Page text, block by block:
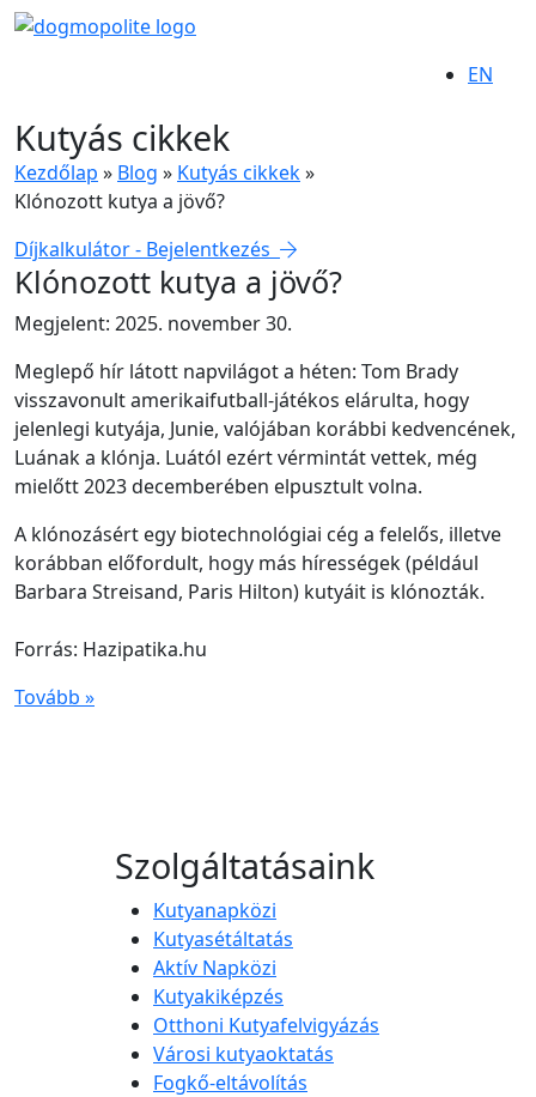
EN
Kutyás cikkek
Kezdőlap » Blog » Kutyás cikkek»
Klónozott kutya a jövő?
Díjkalkulátor - Bejelentkezés
Klónozott kutya a jövő?
Megjelent: 2025. november 30.
Meglepő hír látott napvilágot a héten: Tom Brady
visszavonult amerikaifutball-játékos elárulta, hogy
jelenlegi kutyája, Junie, valójában korábbi kedvencének,
Luának a klónja. Luától ezért vérmintát vettek, még
mielőtt 2023 decemberében elpusztult volna.
A klónozásért egy biotechnológiai cég a felelős, illetve
korábban előfordult, hogy más hírességek (például
Barbara Streisand, Paris Hilton) kutyáit is klónozták.
Forrás: Hazipatika.hu
Tovább »
Szolgáltatásaink
Kutyanapközi
Kutyasétáltatás
Aktív Napközi
Kutyakiképzés
Otthoni Kutyafelvigyázás
Városi kutyaoktatás
Fogkő-eltávolítás